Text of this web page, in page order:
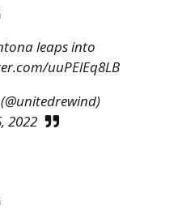
leaps into
uuPElEq8LB
2022